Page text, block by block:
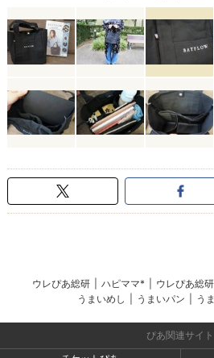
ウレぴあ総研 ハピママ* ウレぴあ総
うまいめし
うまいパン う
ぴあ関連サイト